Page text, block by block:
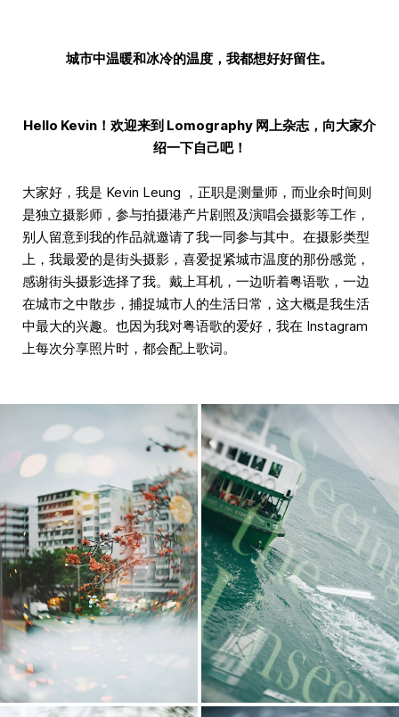
城市中温暖和冰冷的温度，我都想好好留住。
Hello Kevin！欢迎来到 Lomography 网上杂志，向大家介
绍一下自己吧！
大家好，我是 Kevin Leung ，正职是测量师，而业余时间则
是独立摄影师，参与拍摄港产片剧照及演唱会摄影等工作，
别人留意到我的作品就邀请了我一同参与其中。在摄影类型
上，我最爱的是街头摄影，喜爱捉紧城市温度的那份感觉，
感谢街头摄影选择了我。戴上耳机，一边听着粤语歌，一边
在城市之中散步，捕捉城市人的生活日常，这大概是我生活
中最大的兴趣。也因为我对粤语歌的爱好，我在 Instagram
上每次分享照片时，都会配上歌词。